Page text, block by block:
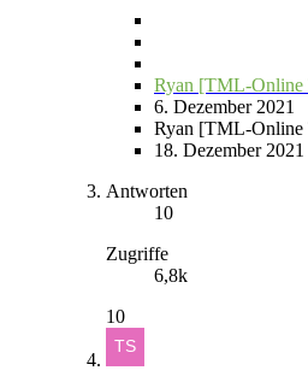
Ryan [TML-Online
6. Dezember 2021
Ryan [TML-Online
18. Dezember 2021
Antworten
10
Zugriffe
6,8k
10